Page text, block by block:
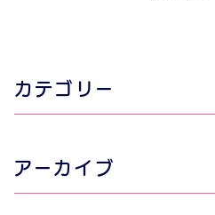
カテゴリー
アーカイブ